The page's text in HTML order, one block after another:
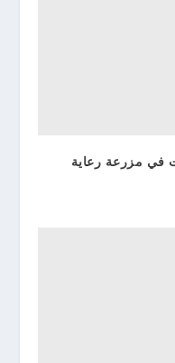
في مزرعة رعاية